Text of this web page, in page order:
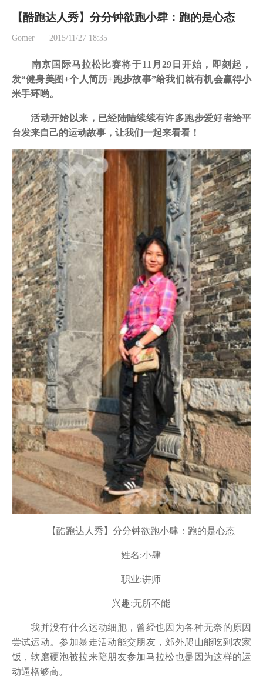
【酷跑达人秀】分分钟欲跑小肆：跑的是心态
Gomer 2015/11/27 18:35
南京国际马拉松比赛将于11月29日开始，即刻起，
发“健身美图+个人简历+跑步故事”给我们就有机会赢得小
米手环哟。
活动开始以来，已经陆陆续续有许多跑步爱好者给平
台发来自己的运动故事，让我们一起来看看！
【酷跑达人秀】分分钟欲跑小肆：跑的是心态
姓名:小肆
职业:讲师
兴趣:无所不能
我并没有什么运动细胞，曾经也因为各种无奈的原因
尝试运动。参加暴走活动能交朋友，郊外爬山能吃到农家
饭，软磨硬泡被拉来陪朋友参加马拉松也是因为这样的运
动逼格够高。